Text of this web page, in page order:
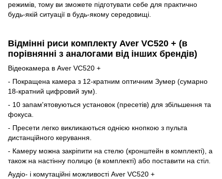
режимів, тому ви зможете підготувати себе для практично
будь-якій ситуації в будь-якому середовищі.
Відмінні риси комплекту Aver VC520 + (в
порівнянні з аналогами від інших брендів)
Відеокамера в Aver VC520 +
- Покращена камера з 12-кратним оптичним Зумер (сумарно
18-кратний цифровий зум).
- 10 запам'ятовуються установок (пресетів) для збільшення та
фокуса.
- Пресети легко викликаються однією кнопкою з пульта
дистанційного керування.
- Камеру можна закріпити на стелю (кронштейн в комплекті), а
також на настінну полицю (в комплекті) або поставити на стіл.
Аудіо- і комутаційні можливості Aver VC520 +